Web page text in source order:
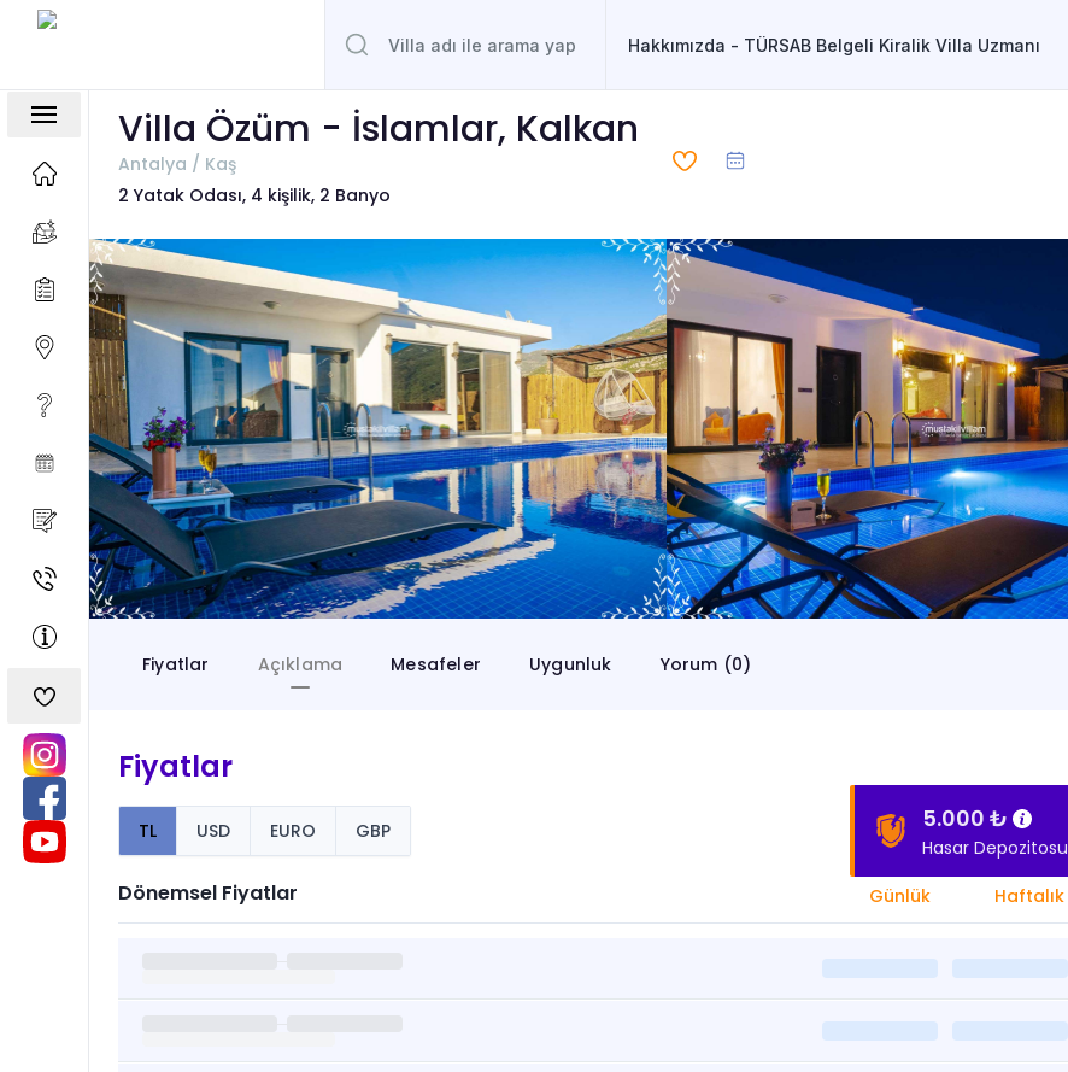
Hakkımızda - TÜRSAB Belgeli Kiralik Villa Uzmanı
Villa Özüm - İslamlar, Kalkan
Antalya / Kaş
2 Yatak Odası, 4 kişilik, 2 Banyo
Fiyatlar
Açıklama Mesafeler Uygunluk Yorum (0)
Fiyatlar
TL USD EURO GBP 5.000 ₺
Hasar Depozitosu
Dönemsel Fiyatlar Günlük Haftalık